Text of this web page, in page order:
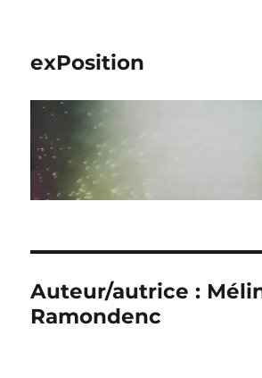
exPosition
Auteur/autrice :
Ramondenc